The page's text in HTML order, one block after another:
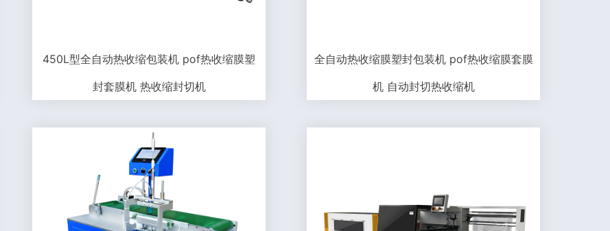
450L型全自动热收缩包装机 pof热收缩膜塑
封套膜机 热收缩封切机
全自动热收缩膜塑封包装机 pof热收缩膜套膜
机 自动封切热收缩机